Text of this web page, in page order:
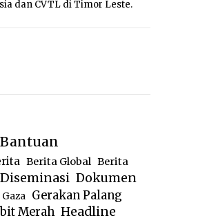
dan CVTL di Timor Leste.
Bantuan
Berita Global Berita
Diseminasi Dokumen
Gaza Gerakan Palang
Merah Headline